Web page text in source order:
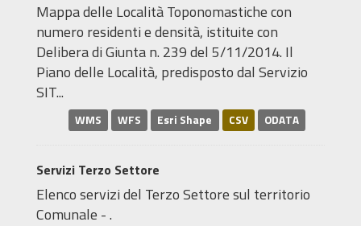
Mappa delle Località Toponomastiche con
numero residenti e densità, istituite con
Delibera di Giunta n. 239 del 5/11/2014. Il
Piano delle Località, predisposto dal Servizio
SIT...
WMS WFS Esri Shape CSV ODATA
Servizi Terzo Settore
Elenco servizi del Terzo Settore sul territorio
Comunale - .